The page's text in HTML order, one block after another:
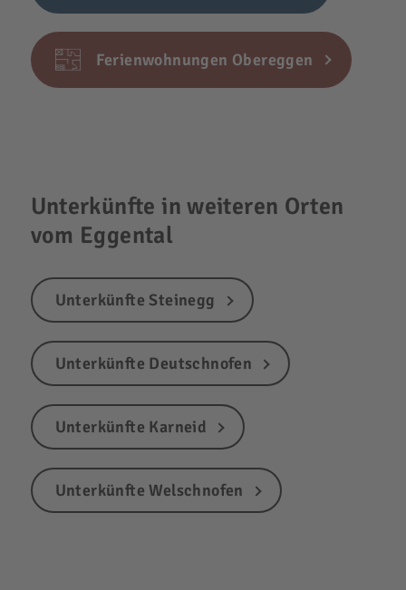
Ferienwohnungen Obereggen
Unterkünfte in weiteren Orten
vom Eggental
Unterkünfte Steinegg
Unterkünfte Deutschnofen
Unterkünfte Karneid
Unterkünfte Welschnofen